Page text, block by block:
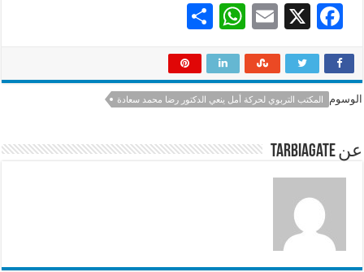
F
e
b
o
k
X
E
ai
l
W
at
sA
p
ar
e
الوسوم المكتب التربوي لحركة أمل ينعي الدكتور رضا محمد سعادة
عن tarbiagate